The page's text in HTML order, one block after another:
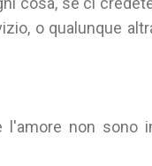
o qualunque
l'amore non sono